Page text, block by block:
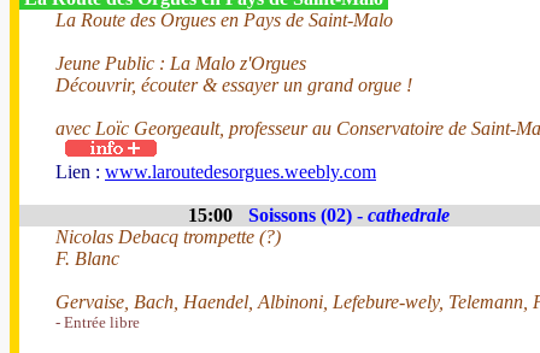
La Route des Orgues en Pays de Saint-Malo
Jeune Public : La Malo z'Orgues
Découvrir, écouter & essayer un grand orgue !
avec Loïc Georgeault, professeur au Conservatoire de Saint-
Lien : www.laroutedesorgues.weebly.com
15:00 Soissons (02) - cathedrale
Nicolas Debacq trompette (?)
F. Blanc
Gervaise, Bach, Haendel, Albinoni, Lefebure-wely, Telemann,
- Entrée libre